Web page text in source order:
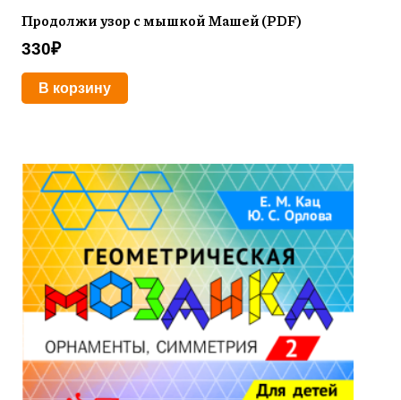
Продолжи узор с мышкой Машей (PDF)
330₽
В корзину